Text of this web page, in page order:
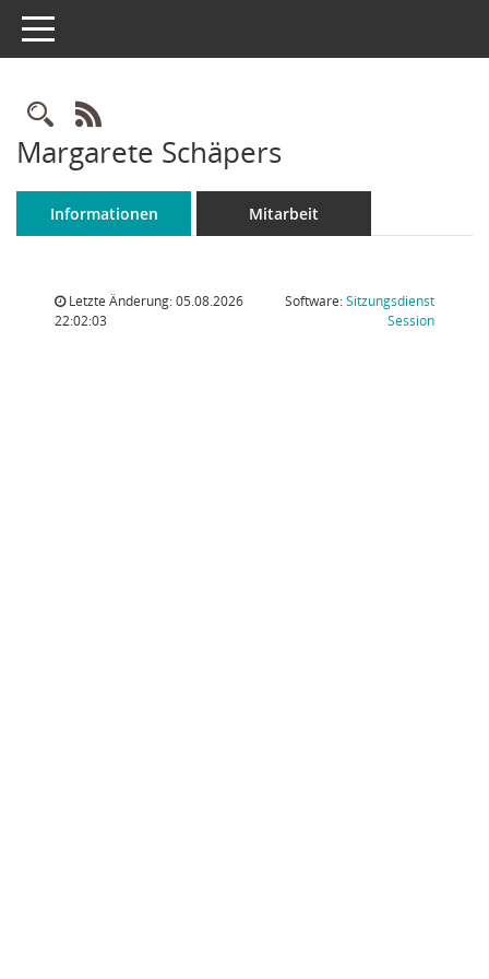
Toggle navigation
Rechercheauswahl
RSS-Feed
Margarete Schäpers
Informationen Mitarbeit
Letzte Änderung: 05.08.2026
22:02:03
Software:Sitzungsdienst
Session(Wird in